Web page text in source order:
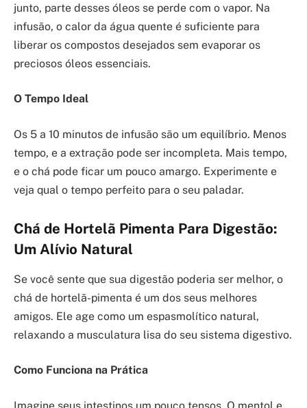
junto, parte desses óleos se perde com o vapor. Na
infusão, o calor da água quente é suficiente para
liberar os compostos desejados sem evaporar os
preciosos óleos essenciais.
O Tempo Ideal
Os 5 a 10 minutos de infusão são um equilíbrio. Menos
tempo, e a extração pode ser incompleta. Mais tempo,
e o chá pode ficar um pouco amargo. Experimente e
veja qual o tempo perfeito para o seu paladar.
Chá de Hortelã Pimenta Para Digestão:
Um Alívio Natural
Se você sente que sua digestão poderia ser melhor, o
chá de hortelã-pimenta é um dos seus melhores
amigos. Ele age como um espasmolítico natural,
relaxando a musculatura lisa do seu sistema digestivo.
Como Funciona na Prática